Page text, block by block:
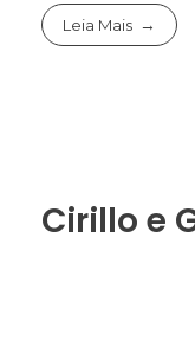
Leia Mais
Cirillo e